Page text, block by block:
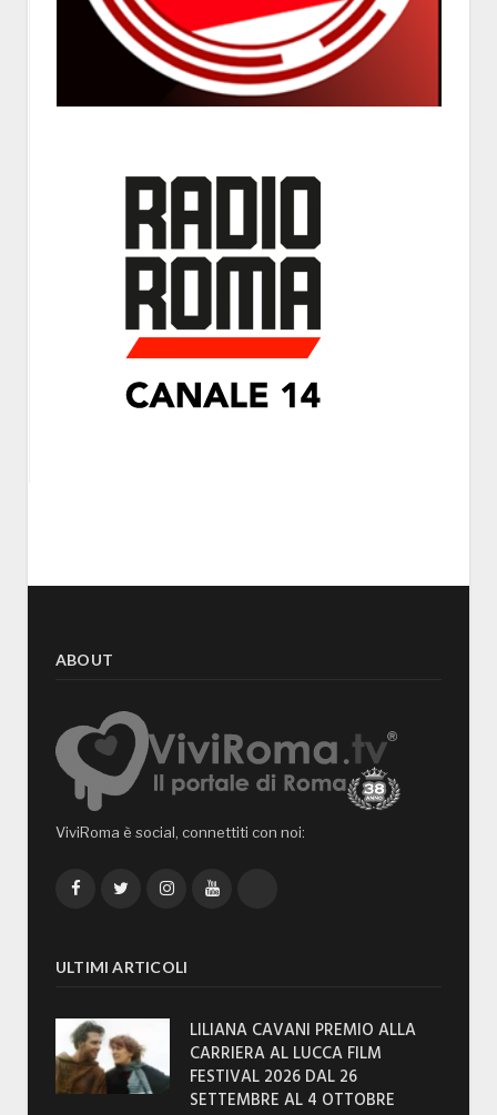
ABOUT
ViviRoma è social, connettiti con noi:
FacebookTwitterInstagramYouTube
ULTIMI ARTICOLI
LILIANA CAVANI PREMIO ALLA
CARRIERA AL LUCCA FILM
FESTIVAL 2026 DAL 26
SETTEMBRE AL 4 OTTOBRE